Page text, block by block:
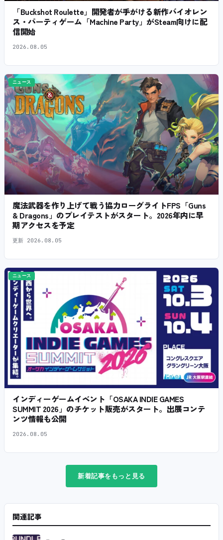
「Buckshot Roulette」開発者が手がける新作バイオレン
ス・パーティゲーム「Machine Party」がSteam向けに配
信開始
2026.08.05
ニュース
魔法武器を作り上げて戦う協力ローグライトFPS「Guns
& Dragons」のプレイテストがスタート。2026年内に早
期アクセスを予定
更新 2026.08.05
ニュース
インディーゲームイベント「OSAKA INDIE GAMES
SUMMIT 2026」のチケット販売がスタート。出展コンテ
ンツ情報も公開
2026.08.05
新着記事をもっと見る
関連記事